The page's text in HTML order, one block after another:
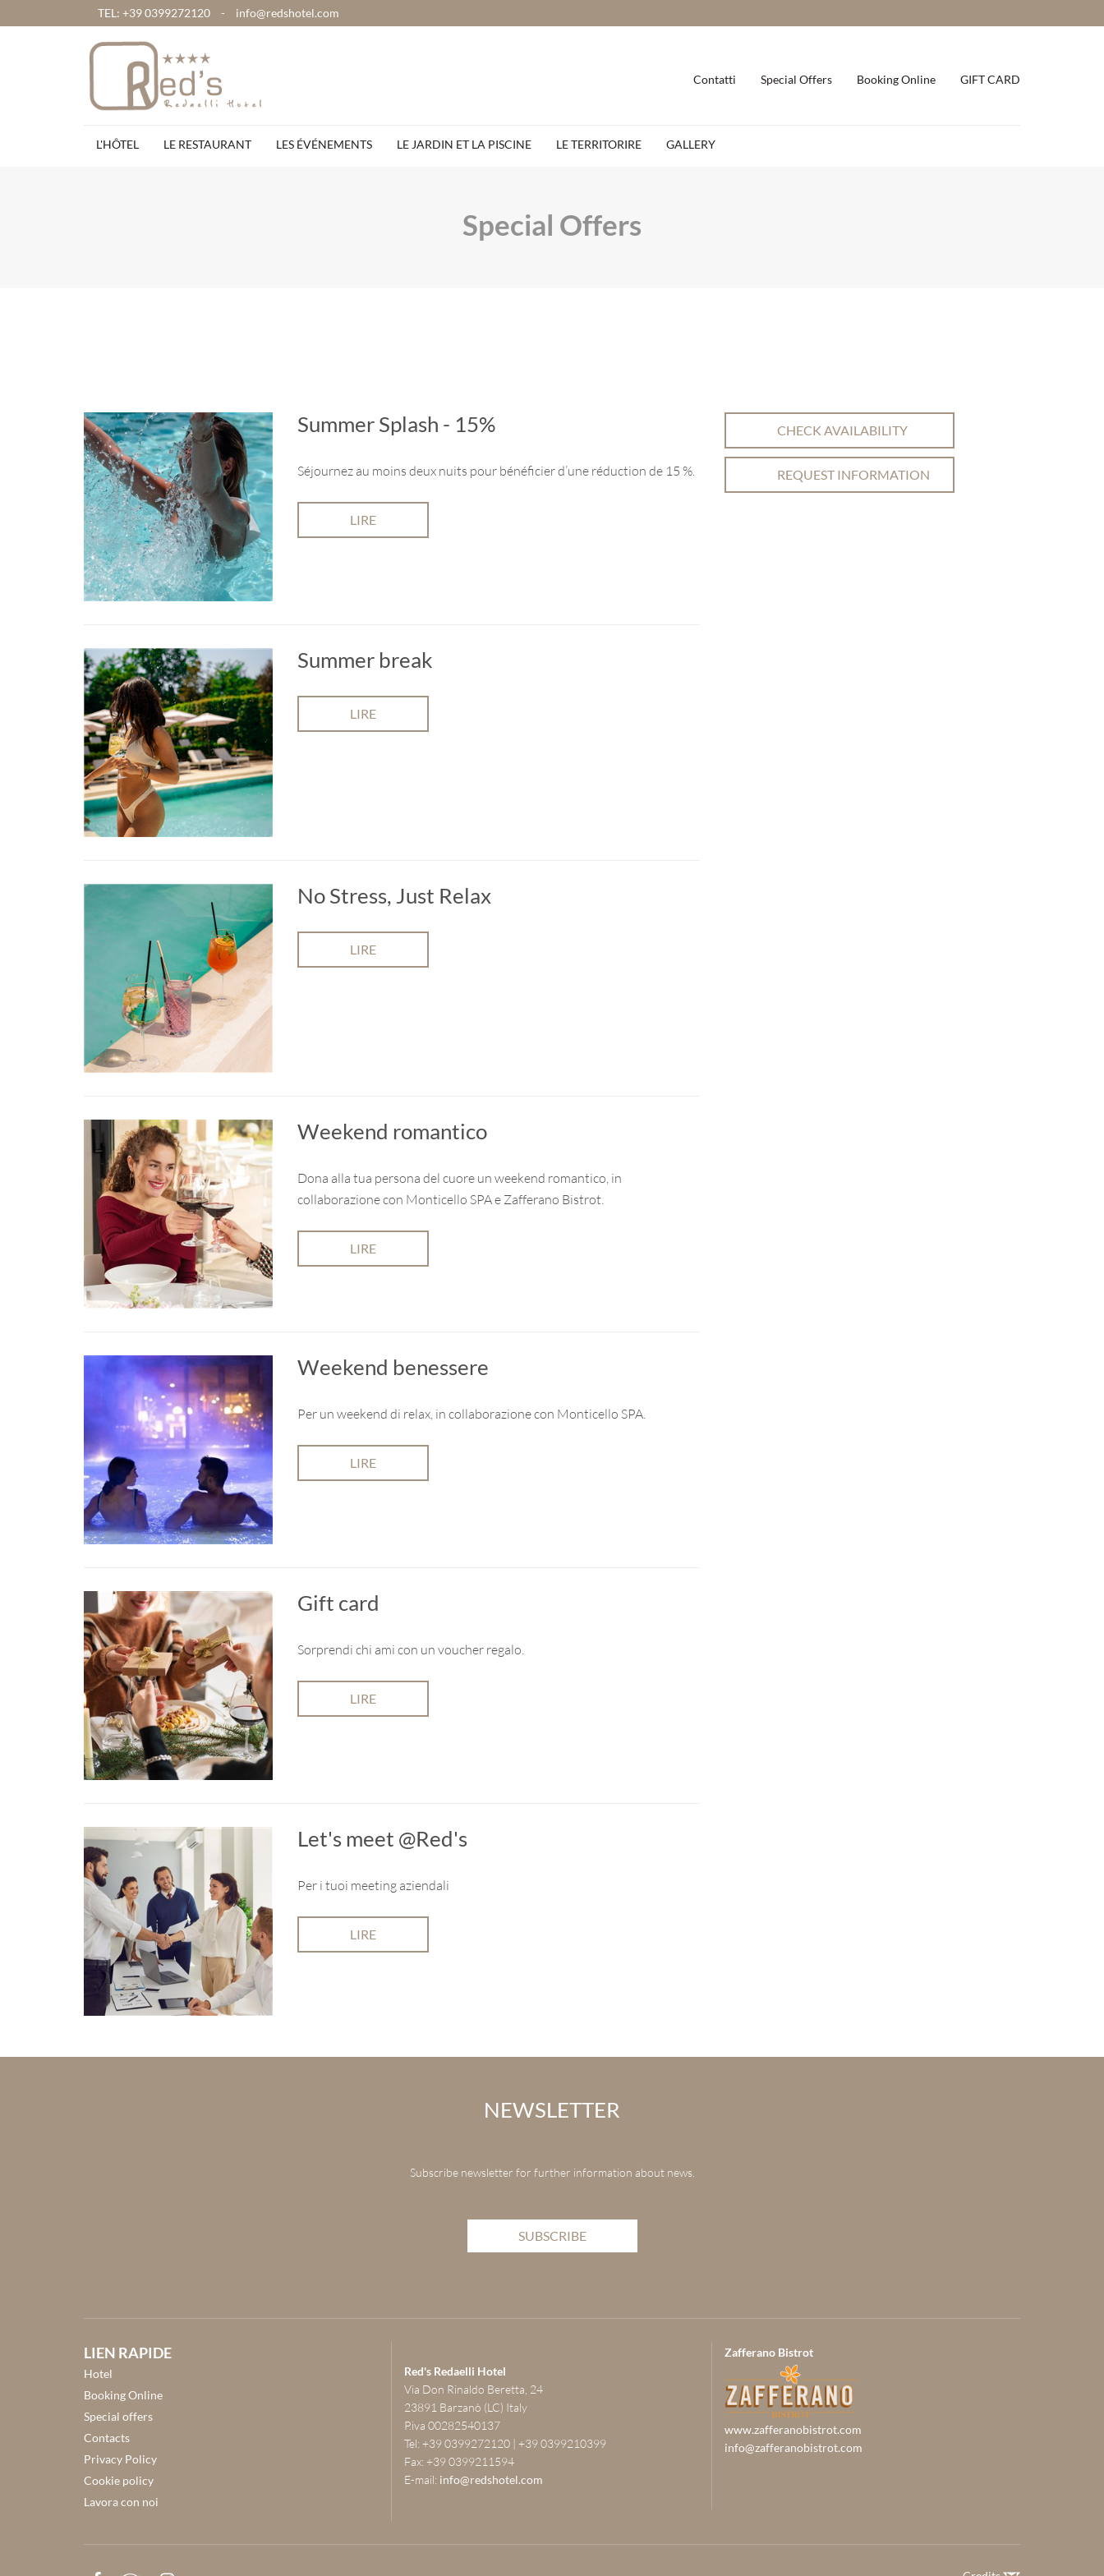
TEL: +39 0399272120 - info@redshotel.com
Contatti Special Offers Booking Online GIFT CARD
L'HÔTEL LE RESTAURANT LES ÉVÉNEMENTS LE JARDIN ET LA PISCINE LE TERRITORIRE GALLERY
Special Offers
Summer Splash - 15%
Séjournez au moins deux nuits pour bénéficier d’une réduction de 15 %.
LIRE
Summer break
LIRE
No Stress, Just Relax
LIRE
Weekend romantico
Dona alla tua persona del cuore un weekend romantico, in
collaborazione con Monticello SPA e Zafferano Bistrot.
LIRE
Weekend benessere
Per un weekend di relax, in collaborazione con Monticello SPA.
LIRE
Gift card
Sorprendi chi ami con un voucher regalo.
LIRE
Let's meet @Red's
Per i tuoi meeting aziendali
LIRE
CHECK AVAILABILITY
REQUEST INFORMATION
NEWSLETTER
Subscribe newsletter for further information about news.
SUBSCRIBE
LIEN RAPIDE
Hotel
Booking Online
Special offers
Contacts
Privacy Policy
Cookie policy
Lavora con noi
Red's Redaelli Hotel
Via Don Rinaldo Beretta, 24
23891 Barzanò (LC) Italy
P.iva 00282540137
Tel: +39 0399272120 | +39 0399210399
Fax: +39 0399211594
E-mail: info@redshotel.com
Zafferano Bistrot
www.zafferanobistrot.com
info@zafferanobistrot.com